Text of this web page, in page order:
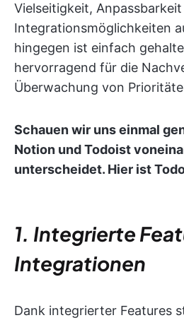
Vielseitigkeit,
Integrationsmöglichkeiten
hingegen ist einfach
hervorragend für die
Überwachung von
Schauen wir uns einmal
Notion und Todoist
unterscheidet. Hier ist
1. Integrierte
Integrationen
Dank integrierter Features